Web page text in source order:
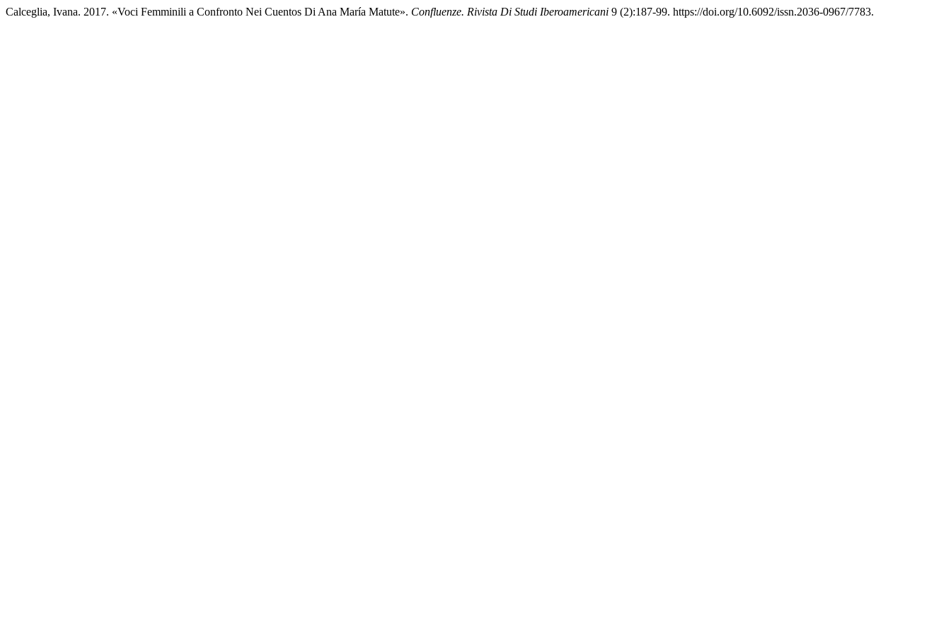
Calceglia, Ivana. 2017. «Voci Femminili a Confronto Nei Cuentos Di Ana María Matute». Confluenze. Rivista Di Studi Iberoamericani 9 (2):187-99. https://doi.org/10.6092/issn.2036-0967/7783.